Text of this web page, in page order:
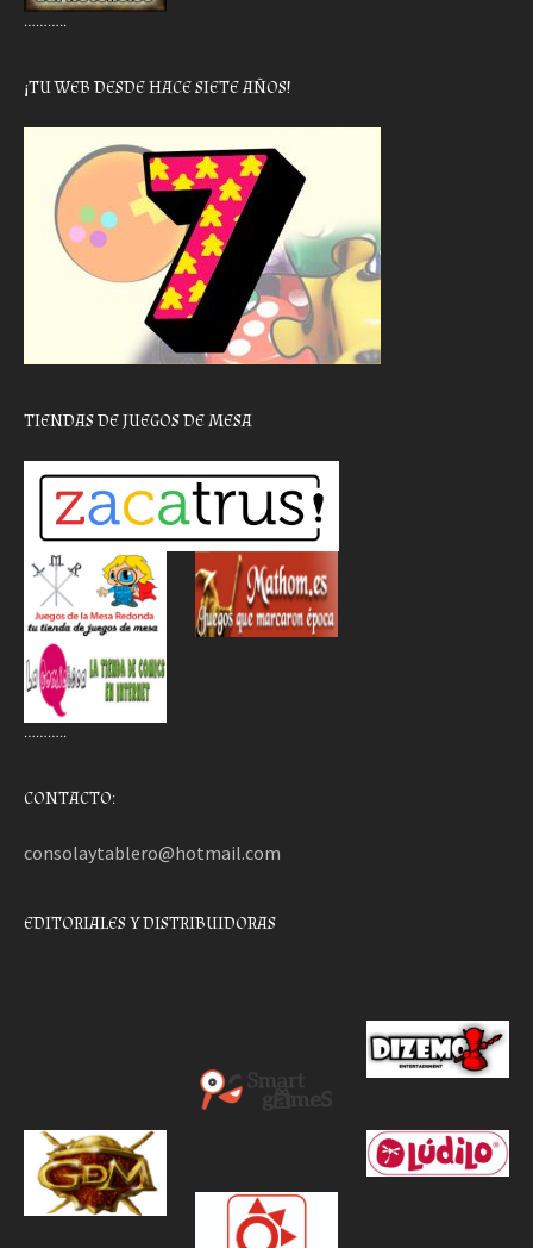
………..
¡TU WEB DESDE HACE SIETE AÑOS!
TIENDAS DE JUEGOS DE MESA
………..
CONTACTO:
consolaytablero@hotmail.com
EDITORIALES Y DISTRIBUIDORAS